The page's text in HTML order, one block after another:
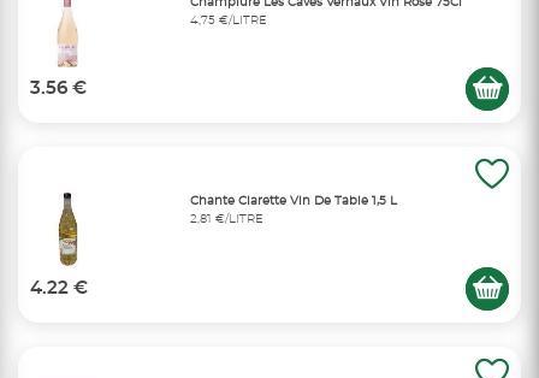
4,75 €/LITRE
3.56 €
Chante Clarette Vin De Table 1,5 L
2,81 €/LITRE
4.22 €